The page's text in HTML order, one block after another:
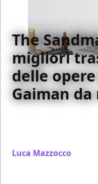
The
migliori
delle
Gaiman
Luca Mazzocco